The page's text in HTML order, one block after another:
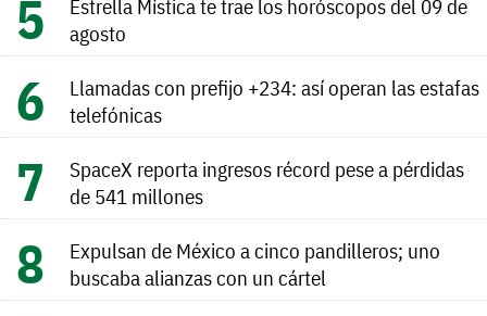
Estrella Mística te trae los horóscopos del 09 de
agosto
Llamadas con prefijo +234: así operan las estafas
telefónicas
SpaceX reporta ingresos récord pese a pérdidas
de 541 millones
Expulsan de México a cinco pandilleros; uno
buscaba alianzas con un cártel